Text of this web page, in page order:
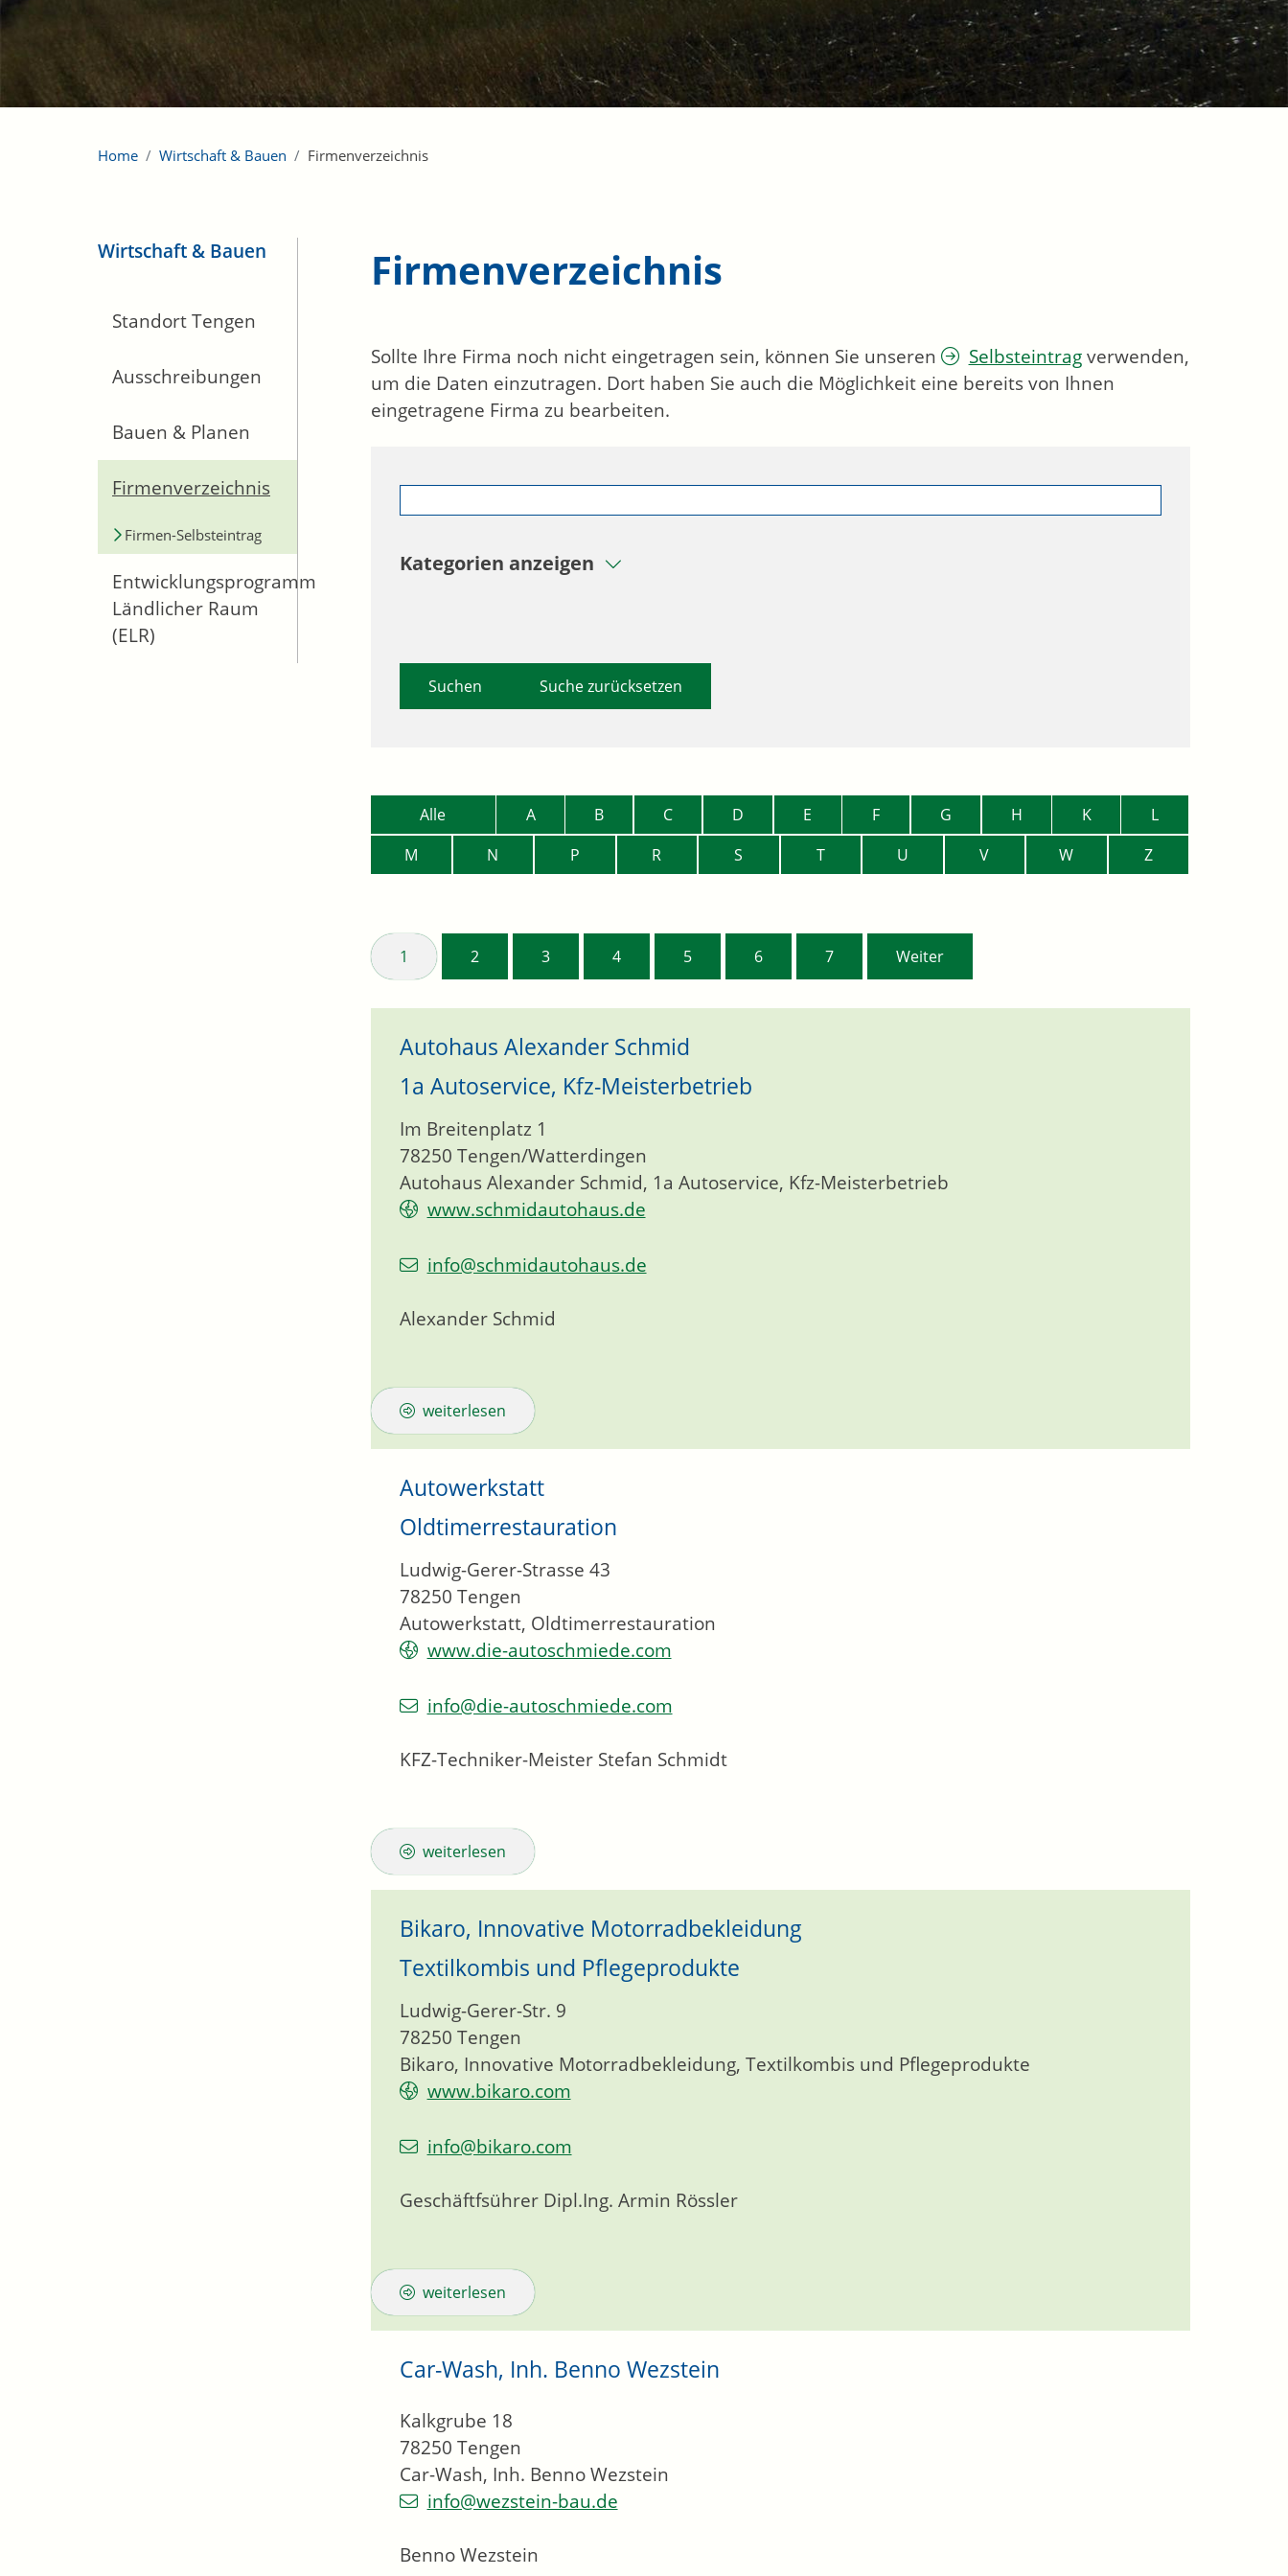
Home Wirtschaft & Bauen Firmenverzeichnis
Wirtschaft & Bauen
Standort Tengen
Ausschreibungen
Bauen & Planen
Firmenverzeichnis
Firmen-Selbsteintrag
Entwicklungsprogramm
Ländlicher Raum
(ELR)
Firmenverzeichnis
Sollte Ihre Firma noch nicht eingetragen sein, können Sie unseren Selbsteintragverwenden,
um die Daten einzutragen. Dort haben Sie auch die Möglichkeit eine bereits von Ihnen
eingetragene Firma zu bearbeiten.
Kategorien anzeigen
Suche zurücksetzen
Alle A B C D E F G H K
L
M
N P R S T U V W Z
1 2 3 4 5 6 7 Weiter
Autohaus Alexander Schmid
1a Autoservice, Kfz-Meisterbetrieb
Autohaus Alexander Schmid, 1a Autoservice, Kfz-Meisterbetrieb
Im Breitenplatz 1
78250 Tengen/Watterdingen
www.schmidautohaus.de
info@schmidautohaus.de
Alexander Schmid
weiterlesen
Autowerkstatt
Oldtimerrestauration
Autowerkstatt, Oldtimerrestauration
Ludwig-Gerer-Strasse 43
78250 Tengen
www.die-autoschmiede.com
info@die-autoschmiede.com
KFZ-Techniker-Meister Stefan Schmidt
weiterlesen
Bikaro, Innovative Motorradbekleidung
Textilkombis und Pflegeprodukte
Bikaro, Innovative Motorradbekleidung, Textilkombis und Pflegeprodukte
Ludwig-Gerer-Str. 9
78250 Tengen
www.bikaro.com
info@bikaro.com
Geschäftfsührer Dipl.Ing. Armin Rössler
weiterlesen
Car-Wash, Inh. Benno Wezstein
Car-Wash, Inh. Benno Wezstein
Kalkgrube 18
78250 Tengen
info@wezstein-bau.de
Benno Wezstein